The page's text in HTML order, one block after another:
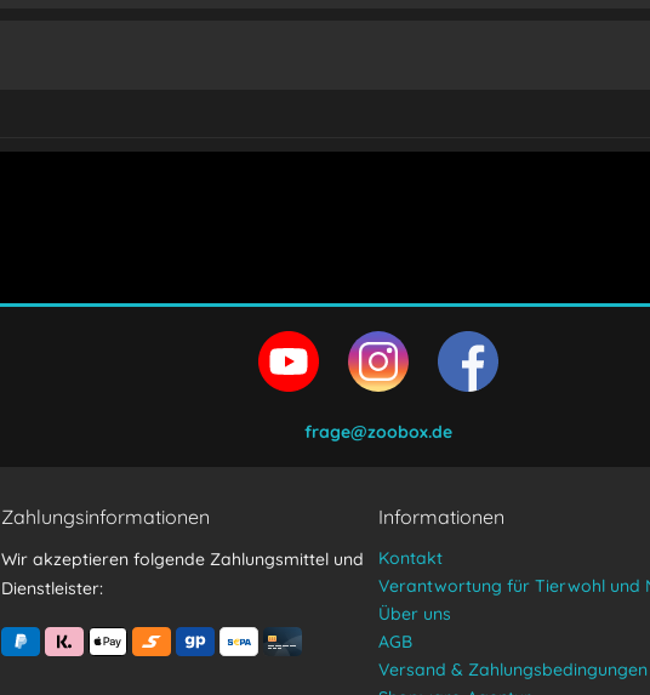
frage@zoobox.de
Zahlungsinformationen
Wir akzeptieren folgende Zahlungsmittel und
Dienstleister:
Informationen
Kontakt
Verantwortung für Tierwohl und
Über uns
AGB
Versand & Zahlungsbedingungen